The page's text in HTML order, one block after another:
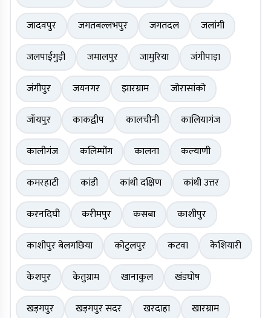
जादवपुर
जगतबल्लभपुर जगतदल
जलांगी
जलपाईगुड़ी
जमालपुर जामुरिया
जंगीपाड़ा
जंगीपुर
जयनगर झारग्राम
जोरासांको
जॉयपुर
काकद्वीप कालचीनी
कालियागंज
कालीगंज
कलिम्पोंग कालना
कल्याणी
कमरहाटी
कांडी कांथी दक्षिण
कांथी उत्तर
करनदिघी
करीमपुर कसबा
काशीपुर
काशीपुर बेलगछिया
कोटुलपुर कटवा
केशियारी
केशपुर
केतुग्राम खानाकुल
खंडघोष
खड़गपुर
खड़गपुर सदर खरदाहा
खारग्राम